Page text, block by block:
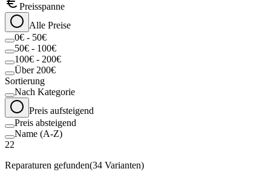
Preisspanne
Alle Preise
0€ - 50€
50€ - 100€
100€ - 200€
Über 200€
Sortierung
Nach Kategorie
Preis aufsteigend
Preis absteigend
Name (A-Z)
22
Reparaturen gefunden(34 Varianten)